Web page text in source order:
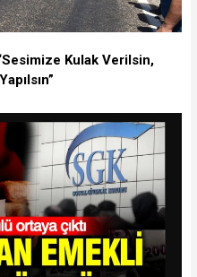
Kulak Verilsin,